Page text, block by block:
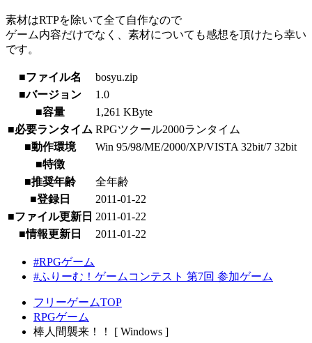
素材はRTPを除いて全て自作なので
ゲーム内容だけでなく、素材についても感想を頂けたら幸い
です。
■ファイル名
bosyu.zip
■バージョン
1.0
■容量
1,261 KByte
■必要ランタイム RPGツクール2000ランタイム
■動作環境
Win 95/98/ME/2000/XP/VISTA 32bit/7 32bit
■特徴
■推奨年齢
全年齢
■登録日
2011-01-22
■ファイル更新日 2011-01-22
■情報更新日
2011-01-22
#RPGゲーム
#ふりーむ！ゲームコンテスト 第7回 参加ゲーム
フリーゲームTOP
RPGゲーム
棒人間襲来！！ [ Windows ]